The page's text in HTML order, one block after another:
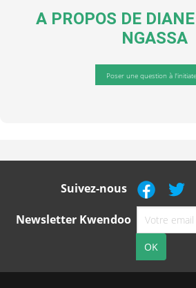
A PROPOS DE
NGASSA
Poser une question à
Suivez-nous
Newsletter Kwendoo